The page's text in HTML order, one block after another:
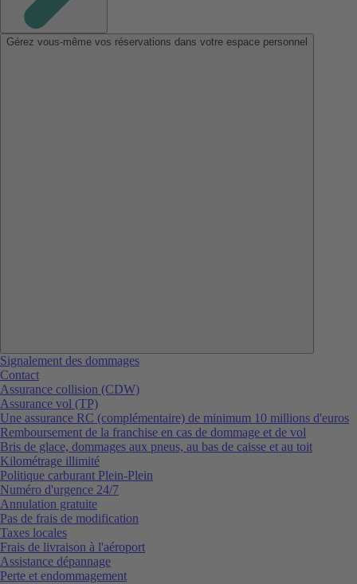
Gérez vous-même vos réservations dans votre espace personnel
Signalement des dommages
Contact
Assurance collision (CDW)
Assurance vol (TP)
Une assurance RC (complémentaire) de minimum 10 millions d'euros
Remboursement de la franchise en cas de dommage et de vol
Bris de glace, dommages aux pneus, au bas de caisse et au toit
Kilométrage illimité
Politique carburant Plein-Plein
Numéro d'urgence 24/7
Annulation gratuite
Pas de frais de modification
Taxes locales
Frais de livraison à l'aéroport
Assistance dépannage
Perte et endommagement